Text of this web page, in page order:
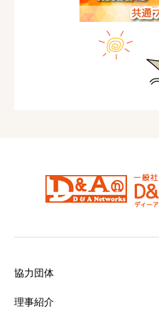
協力団体
理事紹介